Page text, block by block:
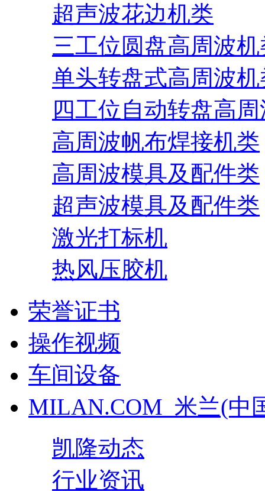
超声波花边机类
三工位圆盘高周波机
单头转盘式高周波机
四工位自动转盘高
高周波帆布焊接机类
高周波模具及配件类
超声波模具及配件类
激光打标机
热风压胶机
荣誉证书
操作视频
车间设备
MILAN.COM_米兰(中
凯隆动态
行业资讯